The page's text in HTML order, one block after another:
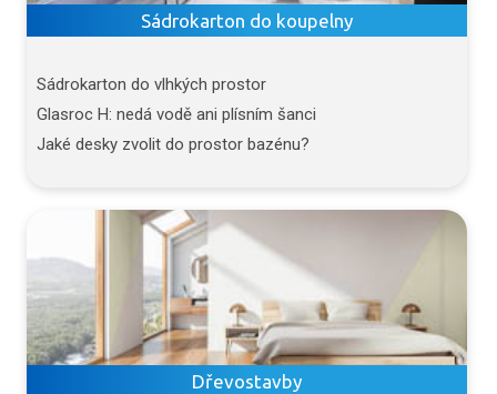
Sádrokarton do koupelny
Sádrokarton do vlhkých prostor
Glasroc H: nedá vodě ani plísním šanci
Jaké desky zvolit do prostor bazénu?
Dřevostavby